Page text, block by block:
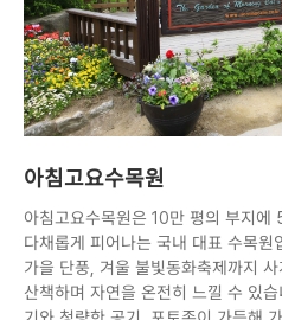
아침고요수목원
아침고요수목원은 10만 평의 부지
다채롭게 피어나는 국내 대표 수목원
가을 단풍, 겨울 불빛동화축제까지
산책하며 자연을 온전히 느낄 수 있